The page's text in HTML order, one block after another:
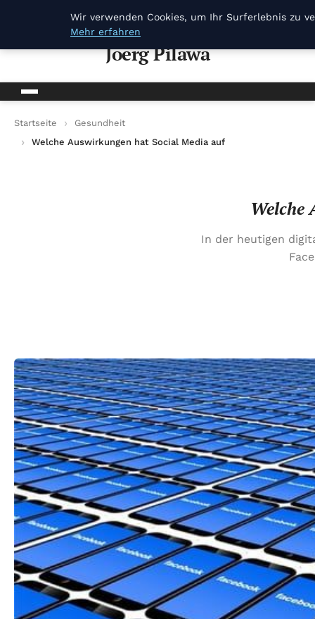
Joerg Pilawa
Startseite
Gesundheit
Welche Auswirkungen hat Social Media auf Jugendliche?
Welche
In der heutigen
Wir verwenden Cookies, um Ihr Surferlebnis zu
Mehr erfahren